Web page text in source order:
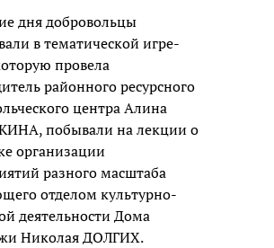
дня добровольцы
в тематической игре-
провела
районного ресурсного
центра Алина
побывали на лекции о
организации
разного масштаба
отделом культурно-
деятельности Дома
Николая ДОЛГИХ.